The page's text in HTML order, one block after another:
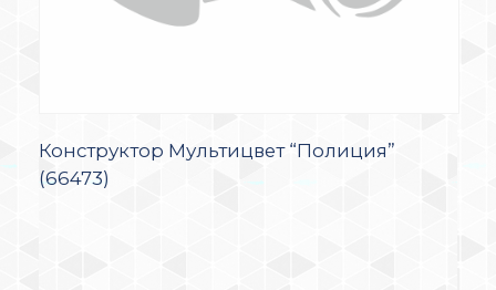
Конструктор Мультицвет “Полиция”
(66473)